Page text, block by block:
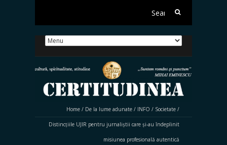
Search
Home / De la lume adunate / INFO / Societate /
Distincțiile UJIR pentru jurnaliștii care și-au îndeplinit
misiunea profesională autentică